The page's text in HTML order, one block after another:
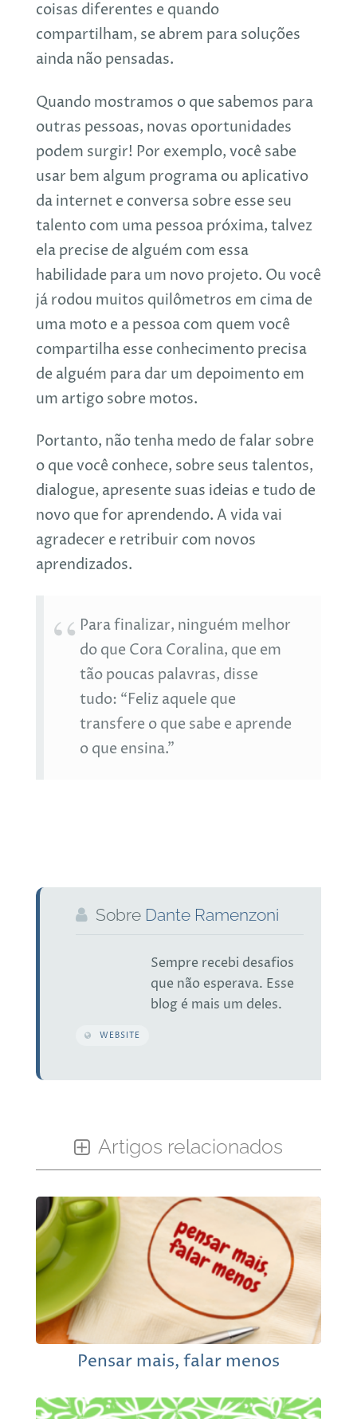
coisas diferentes e quando
compartilham, se abrem para soluções
ainda não pensadas.
Quando mostramos o que sabemos para
outras pessoas, novas oportunidades
podem surgir! Por exemplo, você sabe
usar bem algum programa ou aplicativo
da internet e conversa sobre esse seu
talento com uma pessoa próxima, talvez
ela precise de alguém com essa
habilidade para um novo projeto. Ou você
já rodou muitos quilômetros em cima de
uma moto e a pessoa com quem você
compartilha esse conhecimento precisa
de alguém para dar um depoimento em
um artigo sobre motos.
Portanto, não tenha medo de falar sobre
o que você conhece, sobre seus talentos,
dialogue, apresente suas ideias e tudo de
novo que for aprendendo. A vida vai
agradecer e retribuir com novos
aprendizados.
Para finalizar, ninguém melhor
do que Cora Coralina, que em
tão poucas palavras, disse
tudo: “Feliz aquele que
transfere o que sabe e aprende
o que ensina.”
Sobre Dante Ramenzoni
Sempre recebi desafios
que não esperava. Esse
blog é mais um deles.
WEBSITE
Artigos relacionados
Pensar mais, falar menos